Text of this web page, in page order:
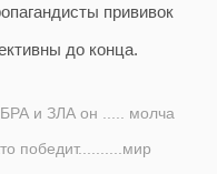
прививок
до конца.
и ЗЛА он ..... молча
победит..........мир